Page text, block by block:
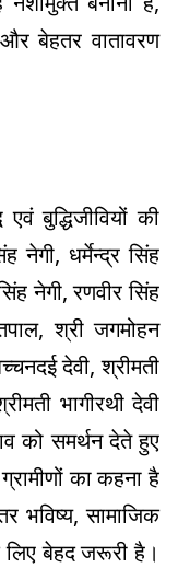
बेहतर वातावरण
बुद्धिजीवियों की
नेगी, धर्मेन्द्र सिंह
नेगी, रणवीर सिंह
श्री जगमोहन
देवी, श्रीमती
भागीरथी देवी
को समर्थन देते हुए
का कहना है
भविष्य, सामाजिक
बेहद जरूरी है।